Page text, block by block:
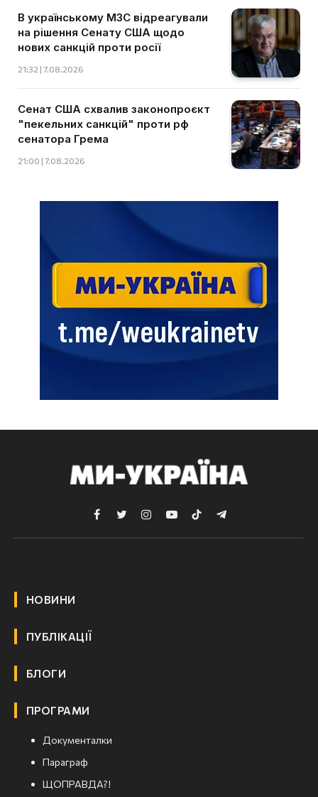
В українському МЗС відреагували
на рішення Сенату США щодо
нових санкцій проти росії
21:32 | 7.08.2026
Сенат США схвалив законопроєкт
"пекельних санкцій" проти рф
сенатора Грема
21:00 | 7.08.2026
FacebookTwitterInstagramYouTubeTikTokTelegram
НОВИНИ
ПУБЛІКАЦІЇ
БЛОГИ
ПРОГРАМИ
Документалки
Параграф
ЩОПРАВДА?!